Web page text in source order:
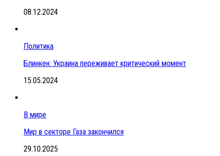
08.12.2024
Политика
Блинкен: Украина переживает критический момент
15.05.2024
В мире
Мир в секторе Газа закончился
29.10.2025